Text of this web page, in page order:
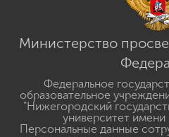
Министерство
Федеральное
образовательное
"Нижегородский
университет
Персональные данные